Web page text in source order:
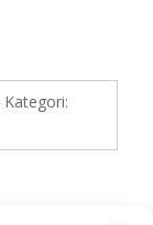
Kategori: